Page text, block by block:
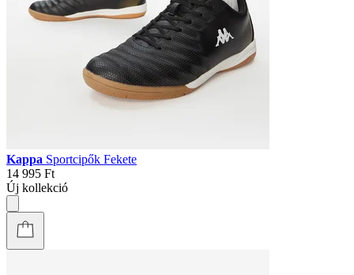
Kappa Sportcipők Fekete
14 995 Ft
Új kollekció